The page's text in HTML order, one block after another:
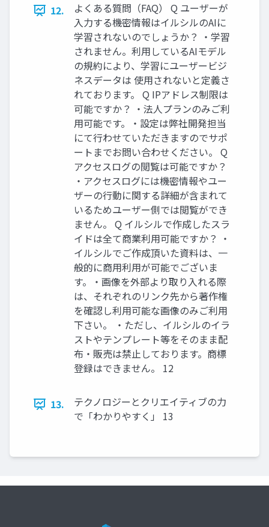
12.
よくある質問（FAQ） Q ユーザーが
入力する機密情報はイルシルのAIに
学習されないのでしょうか？ ・学習
されません。利用しているAIモデル
の規約により、学習にユーザービジ
ネスデータは 使用されないと定義さ
れております。 Q IPアドレス制限は
可能ですか？ ・法人プランのみご利
用可能です。 ​・設定は弊社開発担当
にて行わせていただきますのでサポ
ートまでお問い合わせください。 Q
アクセスログの閲覧は可能ですか？
・アクセスログには機密情報やユー
ザーの行動に関する詳細が含まれて
いるためユーザー側では閲覧ができ
ません。 Q イルシルで作成したスラ
イドは全て商業利用可能ですか？ ・
イルシルでご作成頂いた資料は、一
般的に商用利用が可能でございま
す。 ​・画像を外部より取り入れる際
は、それぞれのリンク先から著作権
を確認し利用可能な画像のみご利用
下さい。 ・ただし、イルシルのイラ
ストやテンプレート等をそのまま配
布・販売は禁止しております。商標
登録はできません。 12
13.
テクノロジーとクリエイティブの力
で「わかりやすく」 13